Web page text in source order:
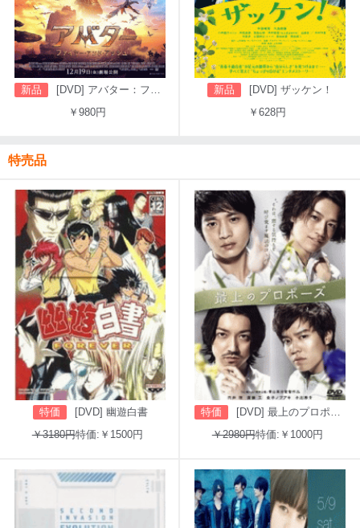
新品
[DVD] アバター：ファイヤー・アンド・アッシュ
￥980円
新品
[DVD] ザッケン！
￥628円
特売品
特価
[DVD] 幽遊白書
￥3180円特価:￥1500円
特価
[DVD] 最上のプロポーズ
￥2980円特価:￥1000円